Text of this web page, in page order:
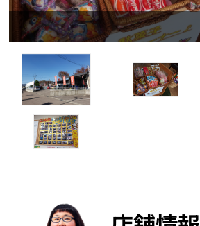
駄菓子コーナー♪
お子様に大人気です(^^)